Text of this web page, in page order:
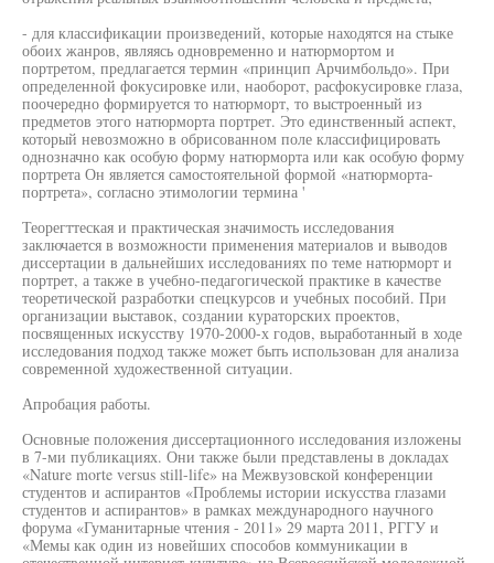
- для классификации произведений, которые находятся на стыке
обоих жанров, являясь одновременно и натюрмортом и
портретом, предлагается термин «принцип Арчимбольдо». При
определенной фокусировке или, наоборот, расфокусировке глаза,
поочередно формируется то натюрморт, то выстроенный из
предметов этого натюрморта портрет. Это единственный аспект,
который невозможно в обрисованном поле классифицировать
однозначно как особую форму натюрморта или как особую форму
портрета Он является самостоятельной формой «натюрморта-
портрета», согласно этимологии термина '
Теорегттеская и практическая значимость исследования
заключается в возможности применения материалов и выводов
диссертации в дальнейших исследованиях по теме натюрморт и
портрет, а также в учебно-педагогической практике в качестве
теоретической разработки спецкурсов и учебных пособий. При
организации выставок, создании кураторских проектов,
посвященных искусству 1970-2000-х годов, выработанный в ходе
исследования подход также может быть использован для анализа
современной художественной ситуации.
Апробация работы.
Основные положения диссертационного исследования изложены
в 7-ми публикациях. Они также были представлены в докладах
«Nature morte versus still-life» на Межвузовской конференции
студентов и аспирантов «Проблемы истории искусства глазами
студентов и аспирантов» в рамках международного научного
форума «Гуманитарные чтения - 2011» 29 марта 2011, РГГУ и
«Мемы как один из новейших способов коммуникации в